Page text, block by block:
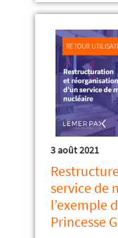
3 août 2021
service de
l’exemple
Princesse